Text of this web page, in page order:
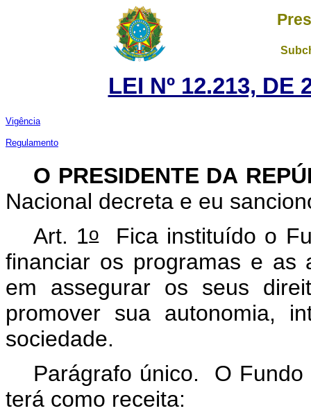
LEI Nº 12.213, DE
Vigência
Regulamento
O PRESIDENTE DA
Nacional decreta e eu
Art. 1oFica instituído o
financiar os programas e as
em assegurar os seus
promover sua autonomia,
sociedade.
Parágrafo único. O
terá como receita: